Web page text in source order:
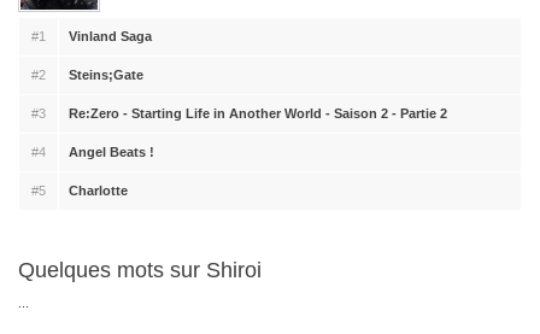
#1 Vinland Saga
#2 Steins;Gate
#3 Re:Zero - Starting Life in Another World - Saison 2 - Partie 2
#4 Angel Beats !
#5 Charlotte
Quelques mots sur Shiroi